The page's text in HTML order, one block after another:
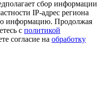
сбор информации
IP-адрес региона
информацию. Продолжая
с политикой
согласие на обработку